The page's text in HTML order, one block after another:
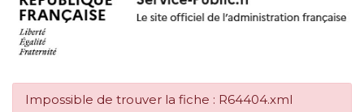
Impossible de trouver la fiche : R64404.xml